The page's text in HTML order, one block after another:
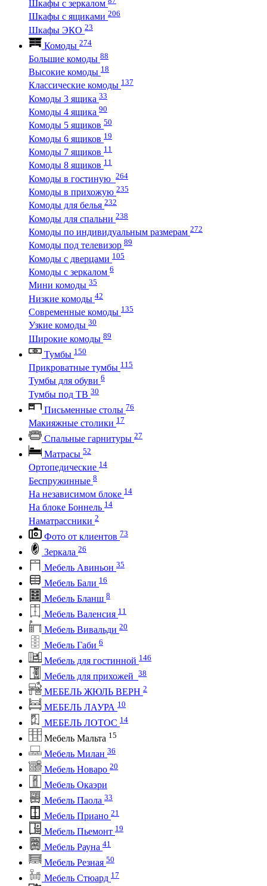
Шкафы с зеркалом
Шкафы с ящиками 206
Шкафы ЭКО 23
Комоды 274
Большие комоды 88
Высокие комоды 18
Классические комоды 137
Комоды 3 ящика 33
Комоды 4 ящика 90
Комоды 5 ящиков 50
Комоды 6 ящиков 19
Комоды 7 ящиков 11
Комоды 8 ящиков 11
Комоды в гостиную 264
Комоды в прихожую 235
Комоды для белья 232
Комоды для спальни 238
Комоды по индивидуальным размерам 272
Комоды под телевизор 89
Комоды с дверцами 105
Комоды с зеркалом 6
Мини комоды 35
Низкие комоды 42
Современные комоды 135
Узкие комоды 30
Широкие комоды 89
Тумбы 150
Прикроватные тумбы 115
Тумбы для обуви 6
Тумбы под ТВ 30
Письменные столы 76
Макияжные столики 17
Спальные гарнитуры 27
Матрасы 52
Ортопедические 14
Беспружинные 8
На независимом блоке 14
На блоке Боннель 14
Наматрассники 2
Фото от клиентов 73
Зеркала 26
Мебель Авиньон 35
Мебель Бали 16
Мебель Бланш 8
Мебель Валенсия 11
Мебель Вивальди 20
Мебель Габи 6
Мебель для гостинной 146
Мебель для прихожей 38
МЕБЕЛЬ ЖЮЛЬ ВЕРН 2
МЕБЕЛЬ ЛАУРА 10
МЕБЕЛЬ ЛОТОС 14
Мебель Мальта 15
Мебель Милан 36
Мебель Новаро 20
Мебель Окаэри
Мебель Паола 33
Мебель Приано 21
Мебель Пьемонт 19
Мебель Рауна 41
Мебель Резная 50
Мебель Стюард 17